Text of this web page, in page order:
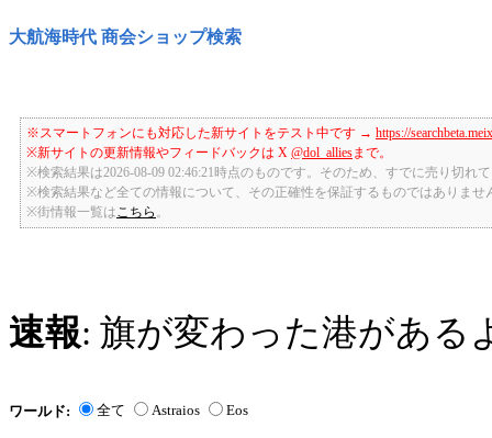
大航海時代 商会ショップ検索
※スマートフォンにも対応した新サイトをテスト中です → https://
※新サイトの更新情報やフィードバックは X @dol_alliesまで。
※検索結果は2026-08-09 02:46:21時点のものです。そのため、すでに売り切れ
※検索結果など全ての情報について、その正確性を保証するものではありませ
※街情報一覧は こちら
速報: 旗が変わった港がある
ワールド: 全て Astraios Eos